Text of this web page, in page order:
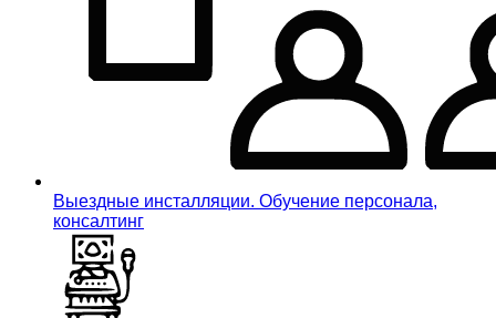
Выездные инсталляции. Обучение персонала,
консалтинг